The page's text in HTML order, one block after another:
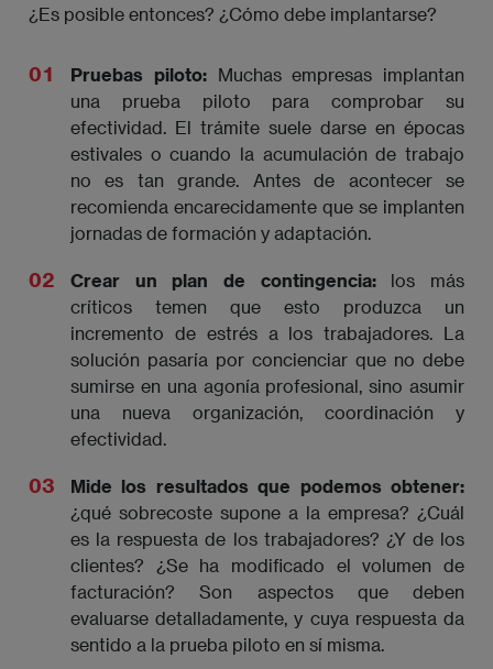
¿Es posible entonces? ¿Cómo debe implantarse?
Pruebas piloto:Muchas empresas implantan
una prueba piloto para comprobar su
efectividad. El trámite suele darse en épocas
estivales o cuando la acumulación de trabajo
no es tan grande. Antes de acontecer se
recomienda encarecidamente que se implanten
jornadas de formación y adaptación.
Crear un plan de contingencia:los más
críticos temen que esto produzca un
incremento de estrés a los trabajadores. La
solución pasaría por concienciar que no debe
sumirse en una agonía profesional, sino asumir
una nueva organización, coordinación y
efectividad.
Mide los resultados que podemos obtener:
¿qué sobrecoste supone a la empresa? ¿Cuál
es la respuesta de los trabajadores? ¿Y de los
clientes? ¿Se ha modificado el volumen de
facturación? Son aspectos que deben
evaluarse detalladamente, y cuya respuesta da
sentido a la prueba piloto en sí misma.